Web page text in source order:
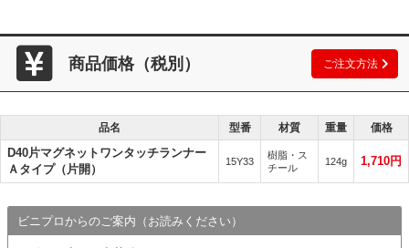
商品価格（税別） ご注文方法
品名 型番 材質 重量 価格
D40片マグネットワンタッチランナー
Ａタイプ（片開）
15Y33
樹脂・ス
チール
124g 1,710円
ビニプロからのご案内（お読みください）